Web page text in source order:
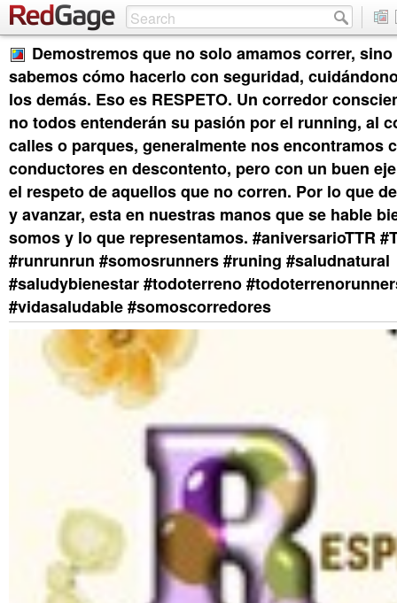
Demostremos que no solo amamos correr,
sabemos cómo hacerlo con seguridad,
los demás. Eso es RESPETO. Un corredor
no todos entenderán su pasión por el running, al
calles o parques, generalmente nos encontramos
conductores en descontento, pero con un buen
el respeto de aquellos que no corren. Por lo que
y avanzar, esta en nuestras manos que se hable
somos y lo que representamos. #aniversarioTTR
#runrunrun #somosrunners #runing #saludnatural
#saludybienestar #todoterreno
#vidasaludable #somoscorredores